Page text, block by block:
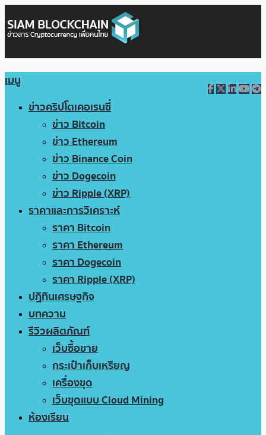
เมนู
ข่าวคริปโตเคอเรนซี่
ข่าว Bitcoin
ข่าว Ethereum
ข่าว Binance Coin
ข่าว Dogecoin
ข่าว Ripple (XRP)
ราคาและการวิเคราะห์
ราคา Bitcoin
ราคา Ethereum
ราคา Dogecoin
ราคา Ripple (XRP)
ปฏิทินเศรษฐกิจ
บทความ
รีวิวผลิตภัณฑ์
เว็บซื้อขาย
กระเป๋าเก็บเหรียญ
เครื่องขุด
เว็บขุดแบบ Cloud Mining
ห้องเรียน